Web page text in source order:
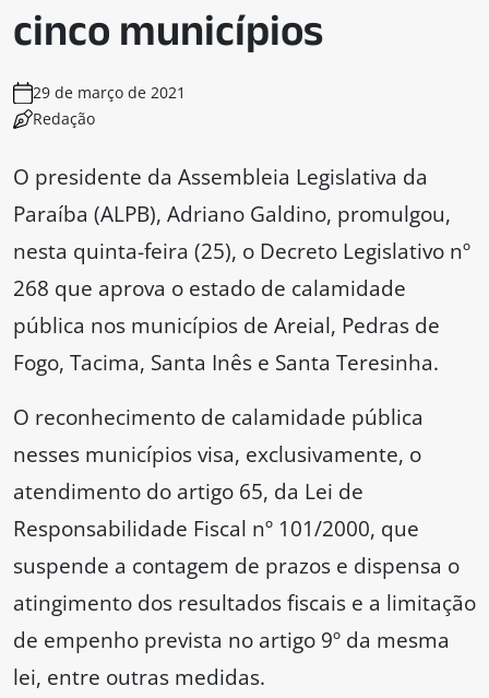
cinco municípios
29 de março de 2021
Redação
O presidente da Assembleia Legislativa da
Paraíba (ALPB), Adriano Galdino, promulgou,
nesta quinta-feira (25), o Decreto Legislativo nº
268 que aprova o estado de calamidade
pública nos municípios de Areial, Pedras de
Fogo, Tacima, Santa Inês e Santa Teresinha.
O reconhecimento de calamidade pública
nesses municípios visa, exclusivamente, o
atendimento do artigo 65, da Lei de
Responsabilidade Fiscal nº 101/2000, que
suspende a contagem de prazos e dispensa o
atingimento dos resultados fiscais e a limitação
de empenho prevista no artigo 9º da mesma
lei, entre outras medidas.